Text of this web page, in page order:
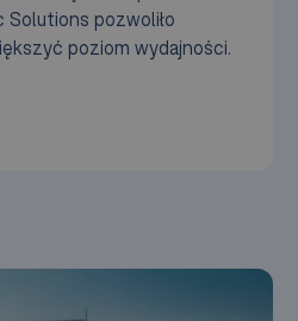
pozwoliło
poziom wydajności.